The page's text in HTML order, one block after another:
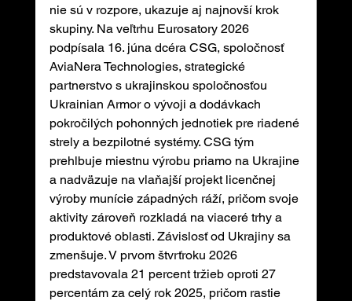
nie sú v rozpore, ukazuje aj najnovší krok
skupiny. Na veľtrhu Eurosatory 2026
podpísala 16. júna dcéra CSG, spoločnosť
AviaNera Technologies, strategické
partnerstvo s ukrajinskou spoločnosťou
Ukrainian Armor o vývoji a dodávkach
pokročilých pohonných jednotiek pre riadené
strely a bezpilotné systémy. CSG tým
prehlbuje miestnu výrobu priamo na Ukrajine
a nadväzuje na vlaňajší projekt licenčnej
výroby munície západných ráží, pričom svoje
aktivity zároveň rozkladá na viaceré trhy a
produktové oblasti. Závislosť od Ukrajiny sa
zmenšuje. V prvom štvrťroku 2026
predstavovala 21 percent tržieb oproti 27
percentám za celý rok 2025, pričom rastie